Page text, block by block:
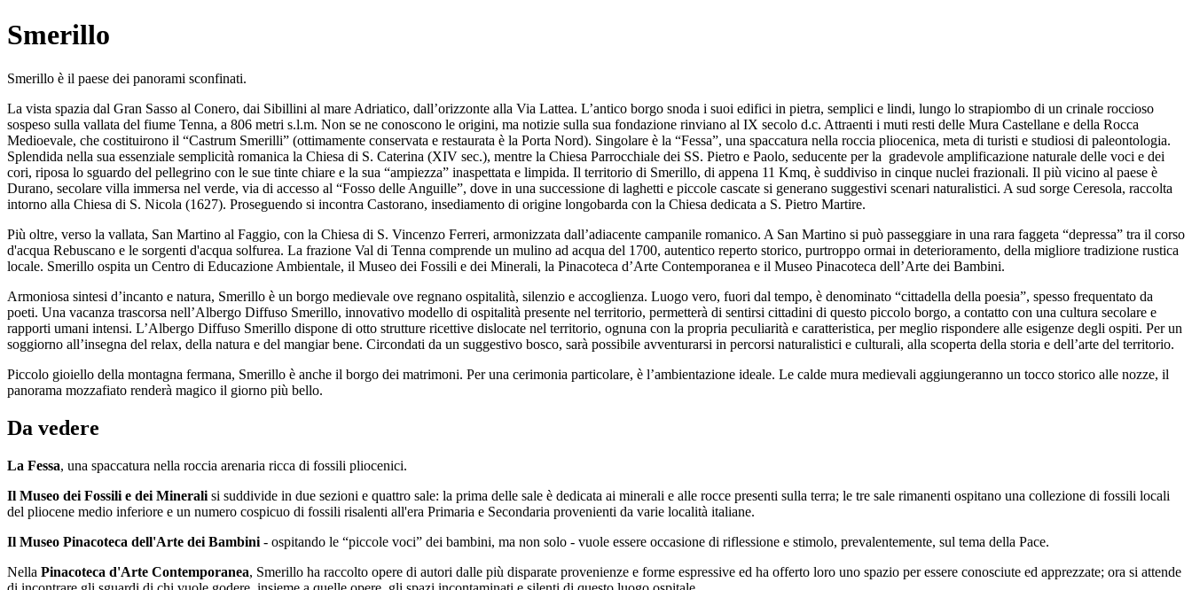
Smerillo
Smerillo è il paese dei panorami sconfinati.
La vista spazia dal Gran Sasso al Conero, dai Sibillini al mare Adriatico, dall’orizzonte alla Via Lattea. L’antico borgo snoda i suoi edifici in pietra, semplici e lindi, lungo lo strapiombo di un crinale roccioso
sospeso sulla vallata del fiume Tenna, a 806 metri s.l.m. Non se ne conoscono le origini, ma notizie sulla sua fondazione rinviano al IX secolo d.c. Attraenti i muti resti delle Mura Castellane e della Rocca
Medioevale, che costituirono il “Castrum Smerilli” (ottimamente conservata e restaurata è la Porta Nord). Singolare è la “Fessa”, una spaccatura nella roccia pliocenica, meta di turisti e studiosi di paleontologia.
Splendida nella sua essenziale semplicità romanica la Chiesa di S. Caterina (XIV sec.), mentre la Chiesa Parrocchiale dei SS. Pietro e Paolo, seducente per la gradevole amplificazione naturale delle voci e dei
cori, riposa lo sguardo del pellegrino con le sue tinte chiare e la sua “ampiezza” inaspettata e limpida. Il territorio di Smerillo, di appena 11 Kmq, è suddiviso in cinque nuclei frazionali. Il più vicino al paese è
Durano, secolare villa immersa nel verde, via di accesso al “Fosso delle Anguille”, dove in una successione di laghetti e piccole cascate si generano suggestivi scenari naturalistici. A sud sorge Ceresola, raccolta
intorno alla Chiesa di S. Nicola (1627). Proseguendo si incontra Castorano, insediamento di origine longobarda con la Chiesa dedicata a S. Pietro Martire.
Più oltre, verso la vallata, San Martino al Faggio, con la Chiesa di S. Vincenzo Ferreri, armonizzata dall’adiacente campanile romanico. A San Martino si può passeggiare in una rara faggeta “depressa” tra il corso
d'acqua Rebuscano e le sorgenti d'acqua solfurea. La frazione Val di Tenna comprende un mulino ad acqua del 1700, autentico reperto storico, purtroppo ormai in deterioramento, della migliore tradizione rustica
locale. Smerillo ospita un Centro di Educazione Ambientale, il Museo dei Fossili e dei Minerali, la Pinacoteca d’Arte Contemporanea e il Museo Pinacoteca dell’Arte dei Bambini.
Armoniosa sintesi d’incanto e natura, Smerillo è un borgo medievale ove regnano ospitalità, silenzio e accoglienza. Luogo vero, fuori dal tempo, è denominato “cittadella della poesia”, spesso frequentato da
poeti. Una vacanza trascorsa nell’Albergo Diffuso Smerillo, innovativo modello di ospitalità presente nel territorio, permetterà di sentirsi cittadini di questo piccolo borgo, a contatto con una cultura secolare e
rapporti umani intensi. L’Albergo Diffuso Smerillo dispone di otto strutture ricettive dislocate nel territorio, ognuna con la propria peculiarità e caratteristica, per meglio rispondere alle esigenze degli ospiti. Per un
soggiorno all’insegna del relax, della natura e del mangiar bene. Circondati da un suggestivo bosco, sarà possibile avventurarsi in percorsi naturalistici e culturali, alla scoperta della storia e dell’arte del territorio.
Piccolo gioiello della montagna fermana, Smerillo è anche il borgo dei matrimoni. Per una cerimonia particolare, è l’ambientazione ideale. Le calde mura medievali aggiungeranno un tocco storico alle nozze, il
panorama mozzafiato renderà magico il giorno più bello.
Da vedere
La Fessa, una spaccatura nella roccia arenaria ricca di fossili pliocenici.
Il Museo dei Fossili e dei Minerali si suddivide in due sezioni e quattro sale: la prima delle sale è dedicata ai minerali e alle rocce presenti sulla terra; le tre sale rimanenti ospitano una collezione di fossili locali
del pliocene medio inferiore e un numero cospicuo di fossili risalenti all'era Primaria e Secondaria provenienti da varie località italiane.
Il Museo Pinacoteca dell'Arte dei Bambini - ospitando le “piccole voci” dei bambini, ma non solo - vuole essere occasione di riflessione e stimolo, prevalentemente, sul tema della Pace.
Nella Pinacoteca d'Arte Contemporanea, Smerillo ha raccolto opere di autori dalle più disparate provenienze e forme espressive ed ha offerto loro uno spazio per essere conosciute ed apprezzate; ora si attende